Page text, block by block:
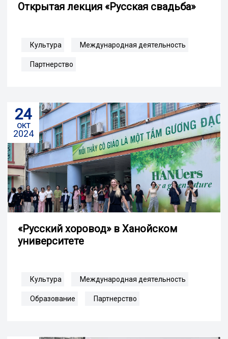
Открытая лекция «Русская свадьба»
Культура Международная деятельность
Партнерство
24
окт
2024
«Русский хоровод» в Ханойском
университете
Культура Международная деятельность
Образование Партнерство